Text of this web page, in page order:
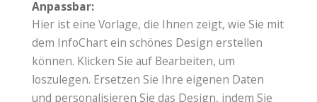
Anpassbar:
Hier ist eine Vorlage, die Ihnen zeigt, wie Sie mit
dem InfoChart ein schönes Design erstellen
können. Klicken Sie auf Bearbeiten, um
loszulegen. Ersetzen Sie Ihre eigenen Daten
und personalisieren Sie das Design, indem Sie